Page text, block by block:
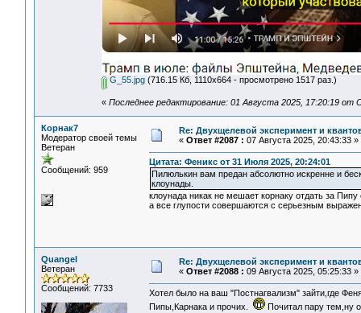
G_55.jpg (716.15 Кб, 1110x664 - просмотрено 1517 раз.)
« Последнее редактирование: 01 Августа 2025, 17:20:19 от
Корнак7
Модератор своей темы
Ветеран
Сообщений: 959
Re: Двухщелевой эксперимент и
« Ответ #2087 : 07 Августа 2025, 20:43:33 »
Цитата: Феникс от 31 Июля 2025, 20:24:01
Пилюлькин вам предан абсолютно искренне и
клоунады.
клоунада никак не мешает корнаку отдать за
а все глупости совершаются с серьезным
Quangel
Ветеран
Сообщений: 7733
Re: Двухщелевой эксперимент и
« Ответ #2088 : 09 Августа 2025, 05:25:33 »
Хотел было на ваш "Постнагвализм" зайти,где
Пипы,Карнака и прочих.
Почитал пару тем,ну